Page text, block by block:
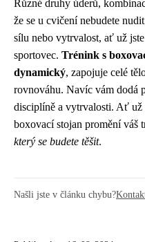
Různé druhy úderů,
že se u cvičení nebudete
sílu nebo vytrvalost, ať už
sportovec. Trénink s
dynamický, zapojuje celé
rovnováhu. Navíc vám dodá
disciplíně a vytrvalosti. Ať už
boxovací stojan promění váš
který se budete těšit.
Našli jste v článku chybu?